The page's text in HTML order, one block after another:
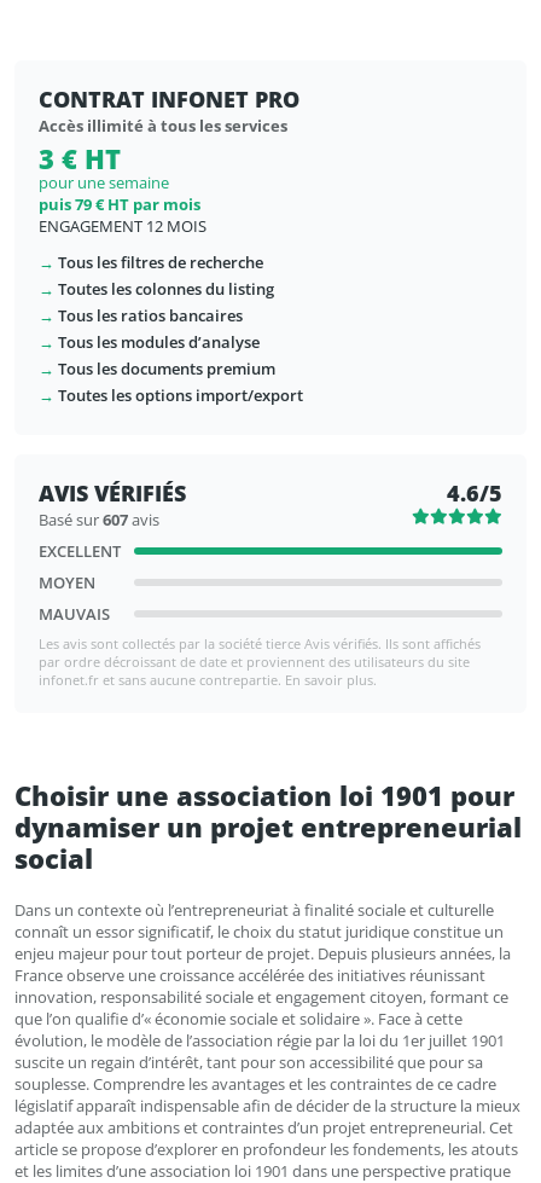
CONTRAT INFONET PRO
Accès illimité à tous les services
3 € HT
pour une semaine
puis 79 € HT par mois
ENGAGEMENT 12 MOIS
→ Tous les filtres de recherche
→ Toutes les colonnes du listing
→ Tous les ratios bancaires
→ Tous les modules d’analyse
→ Tous les documents premium
→ Toutes les options import/export
AVIS VÉRIFIÉS
Basé sur607avis
4.6/5
EXCELLENT
MOYEN
MAUVAIS
Les avis sont collectés par la société tierce Avis vérifiés. Ils sont affichés
par ordre décroissant de date et proviennent des utilisateurs du site
infonet.fr et sans aucune contrepartie. En savoir plus.
Choisir une association loi 1901 pour
dynamiser un projet entrepreneurial
social
Dans un contexte où l’entrepreneuriat à finalité sociale et culturelle
connaît un essor significatif, le choix du statut juridique constitue un
enjeu majeur pour tout porteur de projet. Depuis plusieurs années, la
France observe une croissance accélérée des initiatives réunissant
innovation, responsabilité sociale et engagement citoyen, formant ce
que l’on qualifie d’« économie sociale et solidaire ». Face à cette
évolution, le modèle de l’association régie par la loi du 1er juillet 1901
suscite un regain d’intérêt, tant pour son accessibilité que pour sa
souplesse. Comprendre les avantages et les contraintes de ce cadre
législatif apparaît indispensable afin de décider de la structure la mieux
adaptée aux ambitions et contraintes d’un projet entrepreneurial. Cet
article se propose d’explorer en profondeur les fondements, les atouts
et les limites d’une association loi 1901 dans une perspective pratique